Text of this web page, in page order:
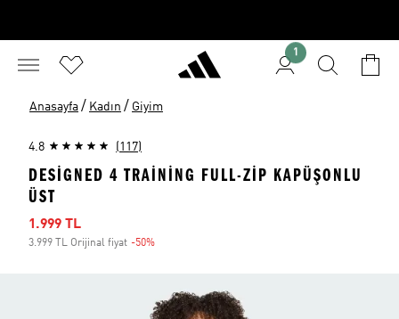
1
Anasayfa / Kadın / Giyim
4.8 (117)
DESIGNED 4 TRAINING FULL-ZIP KAPÜŞONLU
ÜST
İndirimli fiyat
1.999 TL
3.999 TL Orijinal fiyat -50%